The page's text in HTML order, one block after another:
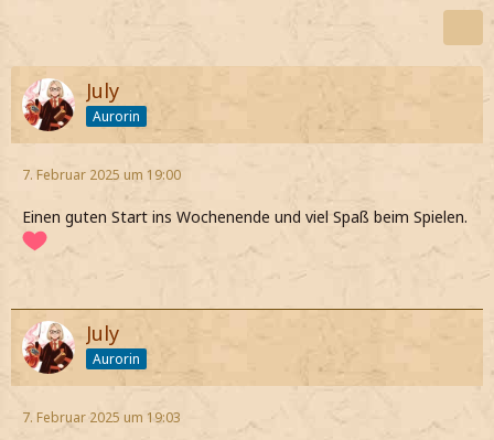
Jetzt Fanclub-Mitglied werden!
July
Aurorin
7. Februar 2025 um 19:00
Einen guten Start ins Wochenende und viel Spaß beim Spielen.
July
Aurorin
7. Februar 2025 um 19:03